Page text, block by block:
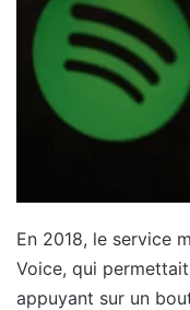
En 2018, le service
Voice, qui
appuyant sur un